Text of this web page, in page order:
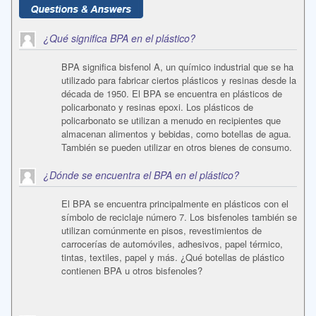
¿Qué significa BPA en el plástico?
BPA significa bisfenol A, un químico industrial que se ha
utilizado para fabricar ciertos plásticos y resinas desde la
década de 1950. El BPA se encuentra en plásticos de
policarbonato y resinas epoxi. Los plásticos de
policarbonato se utilizan a menudo en recipientes que
almacenan alimentos y bebidas, como botellas de agua.
También se pueden utilizar en otros bienes de consumo.
¿Dónde se encuentra el BPA en el plástico?
El BPA se encuentra principalmente en plásticos con el
símbolo de reciclaje número 7. Los bisfenoles también se
utilizan comúnmente en pisos, revestimientos de
carrocerías de automóviles, adhesivos, papel térmico,
tintas, textiles, papel y más. ¿Qué botellas de plástico
contienen BPA u otros bisfenoles?